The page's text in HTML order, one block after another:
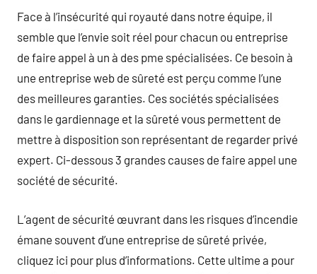
Face à l’insécurité qui royauté dans notre équipe, il
semble que l’envie soit réel pour chacun ou entreprise
de faire appel à un à des pme spécialisées. Ce besoin à
une entreprise web de sûreté est perçu comme l’une
des meilleures garanties. Ces sociétés spécialisées
dans le gardiennage et la sûreté vous permettent de
mettre à disposition son représentant de regarder privé
expert. Ci-dessous 3 grandes causes de faire appel une
société de sécurité.
L’agent de sécurité œuvrant dans les risques d’incendie
émane souvent d’une entreprise de sûreté privée,
cliquez ici pour plus d’informations. Cette ultime a pour